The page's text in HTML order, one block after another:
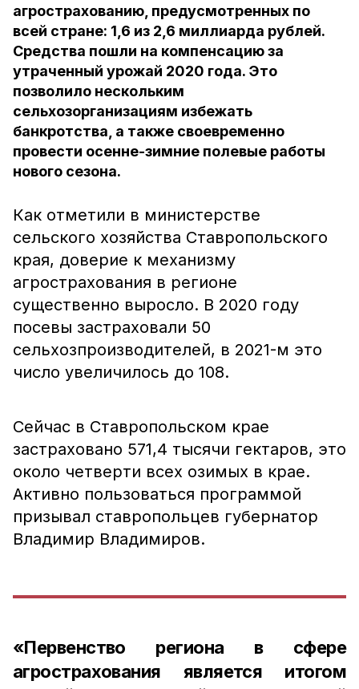
агрострахованию, предусмотренных по
всей стране: 1,6 из 2,6 миллиарда рублей.
Средства пошли на компенсацию за
утраченный урожай 2020 года. Это
позволило нескольким
сельхозорганизациям избежать
банкротства, а также своевременно
провести осенне-зимние полевые работы
нового сезона.
Как отметили в министерстве
сельского хозяйства Ставропольского
края, доверие к механизму
агрострахования в регионе
существенно выросло. В 2020 году
посевы застраховали 50
сельхозпроизводителей, в 2021-м это
число увеличилось до 108.
Сейчас в Ставропольском крае
застраховано 571,4 тысячи гектаров, это
около четверти всех озимых в крае.
Активно пользоваться программой
призывал ставропольцев губернатор
Владимир Владимиров.
«Первенство региона в сфере
агрострахования является итогом